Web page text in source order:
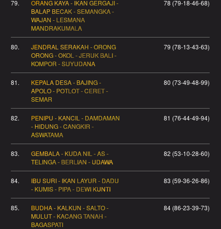
79.
ORANG KAYA - IKAN GERGAJI -
BALAP BECAK - SEMANGKA -
WAJAN - LESMANA
MANDRAKUMALA
78 (79-18-46-68)
80.
JENDRAL SERAKAH - ORONG
ORONG - OKOL - JERUK BALI -
KOMPOR - SUYUDANA
79 (78-13-43-63)
81.
KEPALA DESA - BAJING -
APOLO - POTLOT - CERET -
SEMAR
80 (73-49-48-99)
82.
PENIPU - KANCIL - DAMDAMAN
- HIDUNG - CANGKIR -
ASWATAMA
81 (76-44-49-94)
83.
GEMBALA - KUDA NIL - AS -
TELINGA - BERLIAN - UDAWA
82 (53-10-28-60)
84.
IBU SURI - IKAN LAYUR - DADU
- KUMIS - PIPA - DEWI KUNTI
83 (59-36-26-86)
85.
BUDHA - KALKUN - SALTO -
MULUT - KACANG TANAH -
BAGASPATI
84 (86-23-39-73)